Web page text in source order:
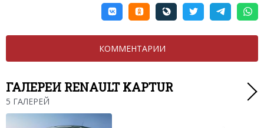
КОММЕНТАРИИ
ГАЛЕРЕИ RENAULT KAPTUR
5 ГАЛЕРЕЙ